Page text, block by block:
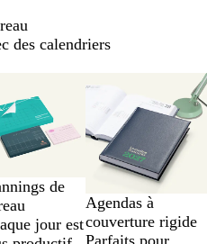
des calendriers
de
jour est
Agendas à
couverture rigide